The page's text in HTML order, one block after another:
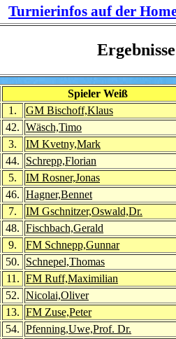
Turnierinfos auf der
Spieler Weiß
1. GM Bischoff,Klaus
42. Wäsch,Timo
3. IM Kvetny,Mark
44. Schrepp,Florian
5. IM Rosner,Jonas
46. Hagner,Bennet
7. IM Gschnitzer,Oswald,Dr.
48. Fischbach,Gerald
9. FM Schnepp,Gunnar
50. Schnepel,Thomas
11. FM Ruff,Maximilian
52. Nicolai,Oliver
13. FM Zuse,Peter
54. Pfenning,Uwe,Prof. Dr.